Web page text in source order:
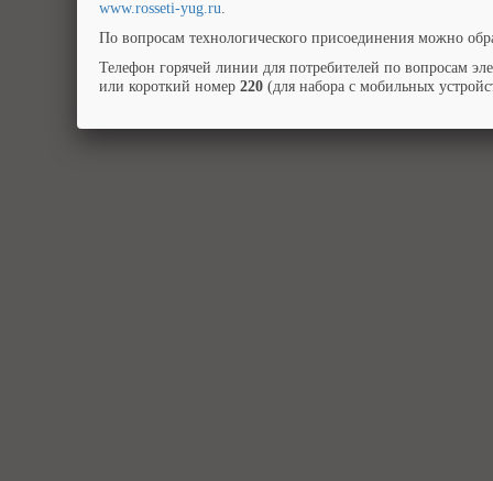
www.rosseti-yug.ru.
По вопросам технологического присоединения можно
Телефон горячей линии для потребителей по вопросам
или короткий номер 220 (для набора с мобильных